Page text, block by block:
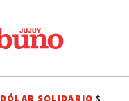
DÓLAR SOLIDARIO$